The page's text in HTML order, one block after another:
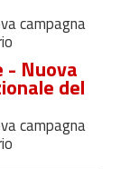
campagna
- Nuova
del
campagna